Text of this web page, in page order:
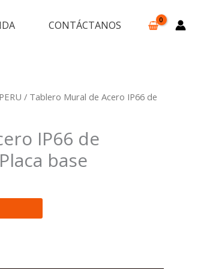
CONTÁCTANOS
/ Tablero Mural de Acero IP66 de
IP66 de
base